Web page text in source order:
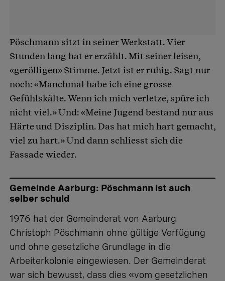
Pöschmann sitzt in seiner Werkstatt. Vier
Stunden lang hat er erzählt. Mit seiner leisen,
«gerölligen» Stimme. Jetzt ist er ruhig. Sagt nur
noch: «Manchmal habe ich eine grosse
Gefühlskälte. Wenn ich mich verletze, spüre ich
nicht viel.» Und: «Meine Jugend bestand nur aus
Härte und Disziplin. Das hat mich hart gemacht,
viel zu hart.» Und dann schliesst sich die
Fassade wieder.
Gemeinde Aarburg: Pöschmann ist auch
selber schuld
1976 hat der Gemeinderat von Aarburg
Christoph Pöschmann ohne gültige Verfügung
und ohne gesetzliche Grundlage in die
Arbeiterkolonie eingewiesen. Der Gemeinderat
war sich bewusst, dass dies «vom gesetzlichen